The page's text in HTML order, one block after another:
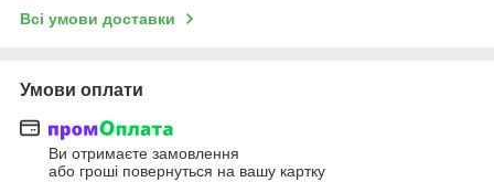
Всі умови доставки
Умови оплати
Ви отримаєте замовлення
або гроші повернуться на вашу картку